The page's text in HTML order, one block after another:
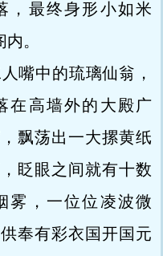
，最终身形小如米
。
中的琉璃仙翁，
在高墙外的大殿广
飘荡出一大摞黄纸
眨眼之间就有十数
雾，一位位凌波微
奉有彩衣国开国元